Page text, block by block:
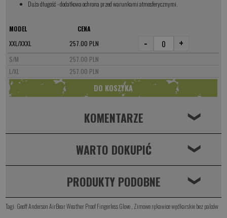
Duża długość - dodatkowa ochrona przed warunkami atmosferycznymi.
MODEL
CENA
XXL/XXXL
257.00 PLN - +
S/M
257.00 PLN
L/XL
257.00 PLN
KOMENTARZE ❮
WARTO DOKUPIĆ ❮
PRODUKTY PODOBNE ❮
Tagi: Geoff Anderson AirBear Weather Proof Fingerless Glove, Zimowe rękawice wędkarskie bez palców